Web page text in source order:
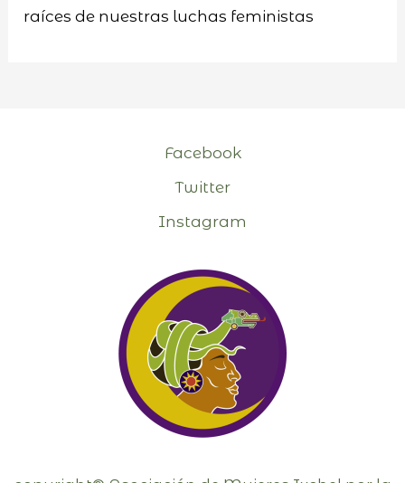
raíces de nuestras luchas feministas
Facebook
Twitter
Instagram